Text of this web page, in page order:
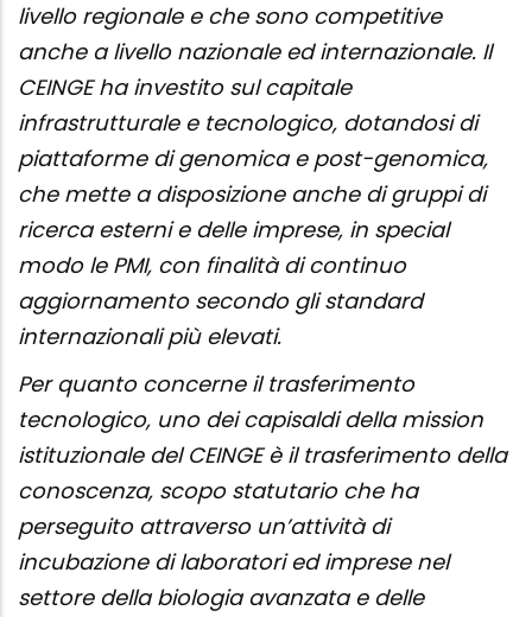
livello regionale e che sono competitive
anche a livello nazionale ed internazionale. Il
CEINGE ha investito sul capitale
infrastrutturale e tecnologico, dotandosi di
piattaforme di genomica e post-genomica,
che mette a disposizione anche di gruppi di
ricerca esterni e delle imprese, in special
modo le PMI, con finalità di continuo
aggiornamento secondo gli standard
internazionali più elevati.
Per quanto concerne il trasferimento
tecnologico, uno dei capisaldi della mission
istituzionale del CEINGE è il trasferimento della
conoscenza, scopo statutario che ha
perseguito attraverso un’attività di
incubazione di laboratori ed imprese nel
settore della biologia avanzata e delle